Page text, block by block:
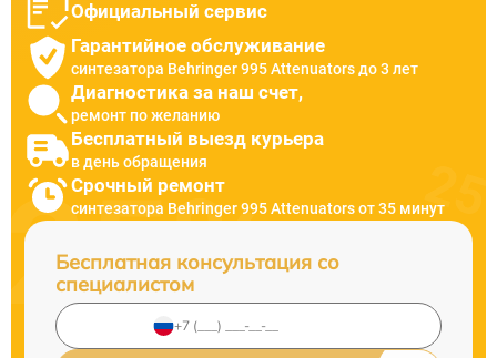
Официальный сервис
Гарантийное обслуживание
синтезатора Behringer 995 Attenuators до 3 лет
Диагностика за наш счет,
ремонт по желанию
Бесплатный выезд курьера
в день обращения
Срочный ремонт
синтезатора Behringer 995 Attenuators от 35 минут
Бесплатная консультация со
специалистом